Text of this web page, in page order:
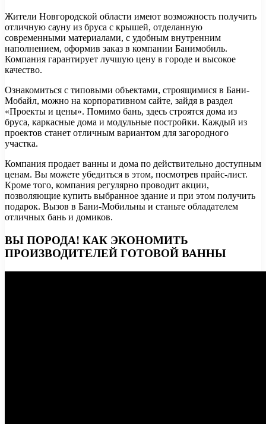
Жители Новгородской области имеют возможность получить
отличную сауну из бруса с крышей, отделанную
современными материалами, с удобным внутренним
наполнением, оформив заказ в компании Банимобиль.
Компания гарантирует лучшую цену в городе и высокое
качество.
Ознакомиться с типовыми объектами, строящимися в Бани-
Мобайл, можно на корпоративном сайте, зайдя в раздел
«Проекты и цены». Помимо бань, здесь строятся дома из
бруса, каркасные дома и модульные постройки. Каждый из
проектов станет отличным вариантом для загородного
участка.
Компания продает ванны и дома по действительно доступным
ценам. Вы можете убедиться в этом, посмотрев прайс-лист.
Кроме того, компания регулярно проводит акции,
позволяющие купить выбранное здание и при этом получить
подарок. Вызов в Бани-Мобильны и станьте обладателем
отличных бань и домиков.
ВЫ ПОРОДА! КАК ЭКОНОМИТЬ
ПРОИЗВОДИТЕЛЕЙ ГОТОВОЙ ВАННЫ